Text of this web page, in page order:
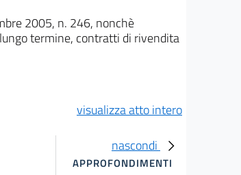
2005, n. 246, nonchè
termine, contratti di rivendita
visualizza atto intero
nascondi
APPROFONDIMENTI